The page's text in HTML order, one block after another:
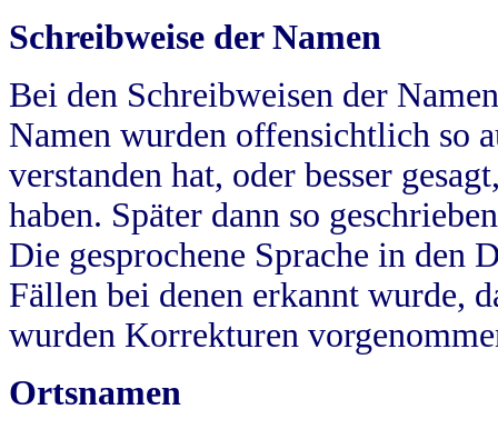
Schreibweise der Namen
Bei den Schreibweisen der
Namen wurden offensichtlich so
verstanden hat, oder besser
haben. Später dann so
Die gesprochene Sprache in
Fällen bei denen erkannt wurde,
wurden Korrekturen
Ortsnamen